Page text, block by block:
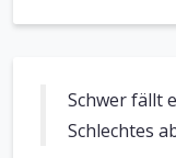
Schwer fällt
Schlechtes